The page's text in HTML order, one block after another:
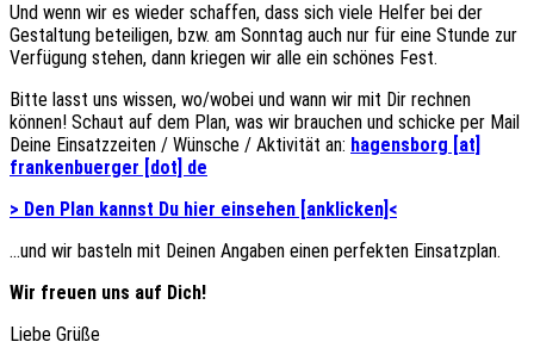
Und wenn wir es wieder schaffen, dass sich viele Helfer bei der
Gestaltung beteiligen, bzw. am Sonntag auch nur für eine Stunde zur
Verfügung stehen, dann kriegen wir alle ein schönes Fest.
Bitte lasst uns wissen, wo/wobei und wann wir mit Dir rechnen
können! Schaut auf dem Plan, was wir brauchen und schicke per Mail
Deine Einsatzzeiten / Wünsche / Aktivität an: hagensborg [at]
frankenbuerger [dot] de
> Den Plan kannst Du hier einsehen [anklicken]<
…und wir basteln mit Deinen Angaben einen perfekten Einsatzplan.
Wir freuen uns auf Dich!
Liebe Grüße